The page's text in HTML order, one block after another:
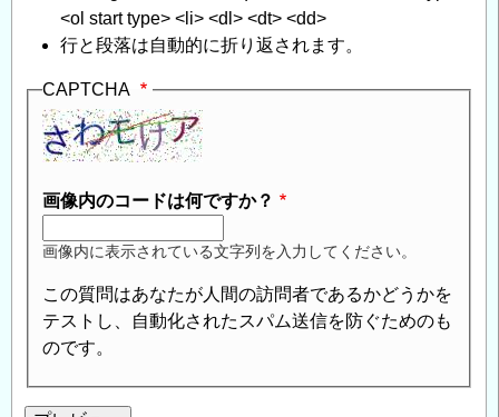
<ol start type> <li> <dl> <dt> <dd>
行と段落は自動的に折り返されます。
CAPTCHA
画像内のコードは何ですか？
画像内に表示されている文字列を入力してください。
この質問はあなたが人間の訪問者であるかどうかを
テストし、自動化されたスパム送信を防ぐためのも
のです。